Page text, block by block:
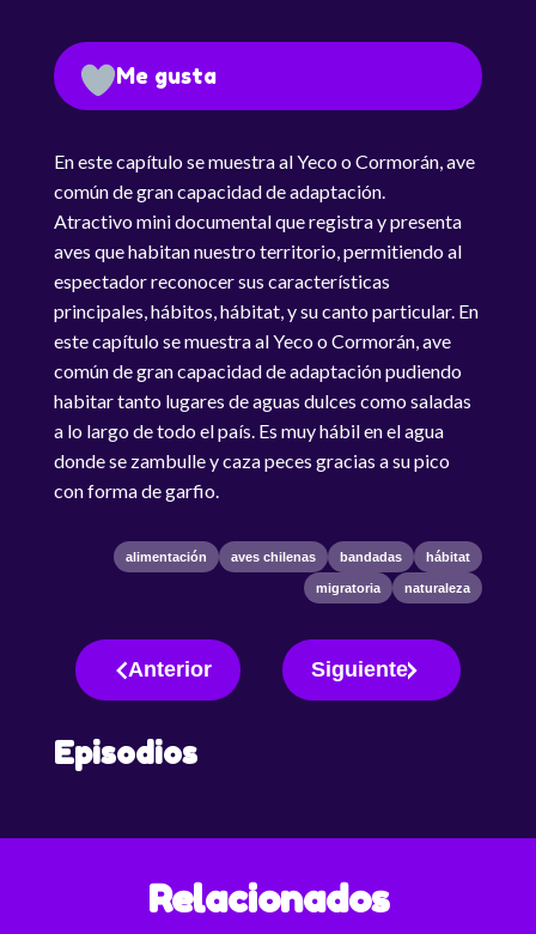
Me gusta
En este capítulo se muestra al Yeco o Cormorán, ave
común de gran capacidad de adaptación.
Atractivo mini documental que registra y presenta
aves que habitan nuestro territorio, permitiendo al
espectador reconocer sus características
principales, hábitos, hábitat, y su canto particular. En
este capítulo se muestra al Yeco o Cormorán, ave
común de gran capacidad de adaptación pudiendo
habitar tanto lugares de aguas dulces como saladas
a lo largo de todo el país. Es muy hábil en el agua
donde se zambulle y caza peces gracias a su pico
con forma de garfio.
alimentación aves chilenas bandadas hábitat
migratoria naturaleza
Anterior Siguiente
Episodios
Relacionados